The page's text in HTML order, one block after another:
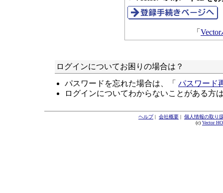
「
ログインについてお困りの場合は？
パスワードを忘れた場合は、「 パスワード
ログインについてわからないことがある方
ヘルプ| 会社概要 | 個人情報の取り
(c) Vector